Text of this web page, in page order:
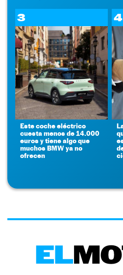
3
Este coche eléctrico
cuesta menos de 14.000
euros y tiene algo que
muchos BMW ya no
ofrecen
4